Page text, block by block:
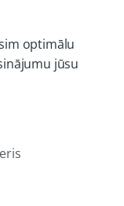
optimālu
jūsu